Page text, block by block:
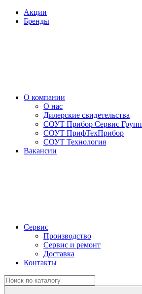
Акции
Бренды
О компании
О нас
Дилерские свидетельства
СОУТ Прибор Сервис Групп
СОУТ ПрифТехПрибор
СОУТ Технология
Вакансии
Сервис
Производство
Сервис и ремонт
Доставка
Контакты